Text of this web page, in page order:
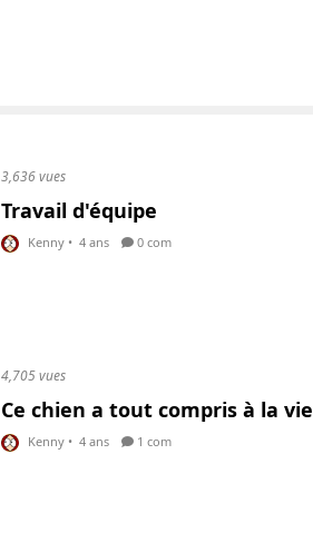
3,636 vues
Travail d'équipe
Kenny • 4 ans 0 com
4,705 vues
Ce chien a tout compris à la vie
Kenny • 4 ans 1 com